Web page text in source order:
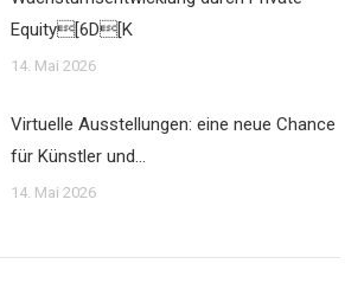
Equity[6D[K
14. Mai 2026
Virtuelle Ausstellungen: eine neue Chance
für Künstler und…
14. Mai 2026